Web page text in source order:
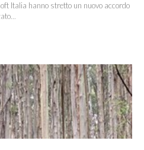
Italia hanno stretto un nuovo accordo